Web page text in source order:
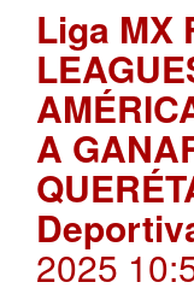
Liga MX
A
2025